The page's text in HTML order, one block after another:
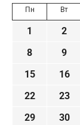
Пн Вт
1 2
8
9
15
16
22
23
29
30